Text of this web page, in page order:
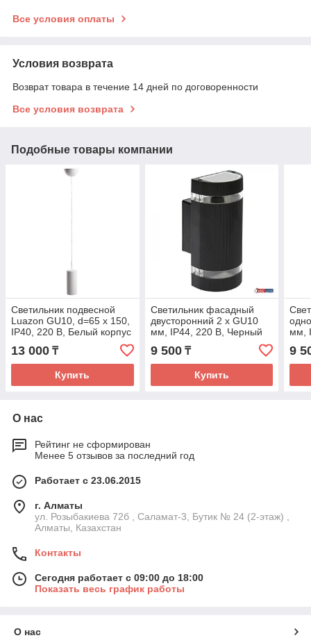
Все условия оплаты
Условия возврата
Возврат товара в течение 14 дней по договоренности
Все условия возврата
Подобные товары компании
Светильник подвесной
Luazon GU10, d=65 x 150,
IP40, 220 В, Белый корпус
13 000 ₸
Купить
Светильник фасадный
двусторонний 2 х GU10
мм, IP44, 220 В, Черный
9 500₸
Купить
мм,
9
О нас
Рейтинг не сформирован
Менее 5 отзывов за последний год
Работает с 23.06.2015
г. Алматы
ул. Розыбакиева 72б , Саламат-3, Бутик № 24 (2-этаж) ,
Алматы, Казахстан
Контакты
Сегодня работает с 09:00 до 18:00
Показать весь график работы
О нас